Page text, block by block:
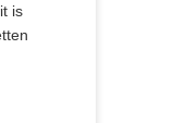
is